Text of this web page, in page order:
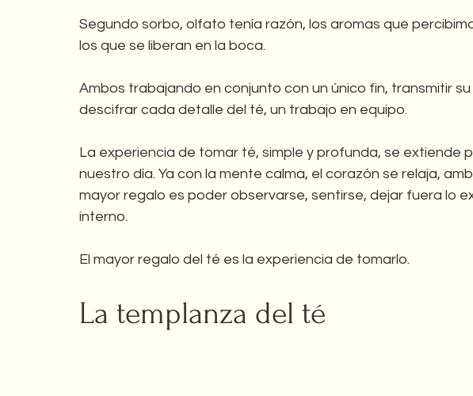
Segundo sorbo, olfato tenía razón, los aromas que
los que se liberan en la boca.
Ambos trabajando en conjunto con un único fin, transmitir
descifrar cada detalle del té, un trabajo en equipo.
La experiencia de tomar té, simple y profunda, se extiende
nuestro día. Ya con la mente calma, el corazón se relaja,
mayor regalo es poder observarse, sentirse, dejar fuera lo
interno.
El mayor regalo del té es la experiencia de tomarlo.
La templanza del té